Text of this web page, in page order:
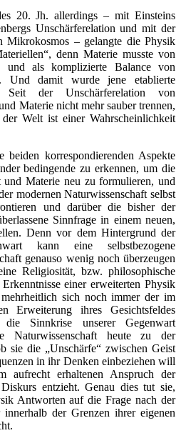
20. Jh. allerdings – mit Einsteins
Unschärferelation und mit der
Mikrokosmos – gelangte die Physik
denn Materie musste von
und als komplizierte Balance von
Und damit wurde jene etablierte
Seit der Unschärferelation von
Materie nicht mehr sauber trennen,
Welt ist einer Wahrscheinlichkeit
korrespondierenden Aspekte
bedingende zu erkennen, um die
und Materie neu zu formulieren, und
modernen Naturwissenschaft selbst
und darüber die bisher der
Sinnfrage in einem neuen,
Denn vor dem Hintergrund der
kann eine selbstbezogene
genauso wenig noch überzeugen
Religiosität, bzw. philosophische
einer erweiterten Physik
sich noch immer der im
Erweiterung ihres Gesichtsfeldes
Sinnkrise unserer Gegenwart
heute zu der
sie die „Unschärfe“ zwischen Geist
in ihr Denken einbeziehen will
aufrecht erhaltenen Anspruch der
entzieht. Genau dies tut sie,
Antworten auf die Frage nach der
der Grenzen ihrer eigenen